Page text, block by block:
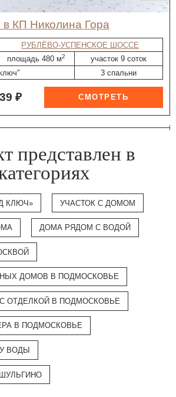
в КП Николина Гора
РУБЛЁВО-УСПЕНСКОЕ ШОССЕ
площадь 480 м2
участок 9 соток
3 спальни
₽
представлен в
КЛЮЧ» УЧАСТОК С ДОМОМ
ДОМА РЯДОМ С ВОДОЙ
ДОМОВ В ПОДМОСКОВЬЕ
ОТДЕЛКОЙ В ПОДМОСКОВЬЕ
В ПОДМОСКОВЬЕ
ВОДЫ